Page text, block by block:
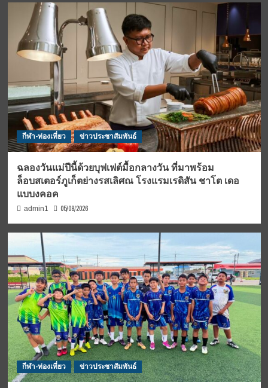
กีฬา-ท่องเที่ยว ข่าวประชาสัมพันธ์
ฉลองวันแม่ปีนี้ด้วยบุฟเฟต์มื้อกลางวัน ที่มาพร้อม
ล็อบสเตอร์ภูเก็ตย่างรสเลิศณ โรงแรมเรดิสัน ชาโต เดอ
แบบงคอค
admin1 05/08/2026
กีฬา-ท่องเที่ยว ข่าวประชาสัมพันธ์